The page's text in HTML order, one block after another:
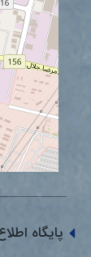
پایگاه